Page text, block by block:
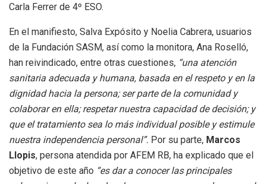
Carla Ferrer de 4º ESO.
En el manifiesto, Salva Expósito y Noelia Cabrera, usuarios
de la Fundación SASM, así como la monitora, Ana Roselló,
han reivindicado, entre otras cuestiones, “una atención
sanitaria adecuada y humana, basada en el respeto y en la
dignidad hacia la persona; ser parte de la comunidad y
colaborar en ella; respetar nuestra capacidad de decisión; y
que el tratamiento sea lo más individual posible y estimule
nuestra independencia personal”. Por su parte, Marcos
Llopis, persona atendida por AFEM RB, ha explicado que el
objetivo de este año “es dar a conocer las principales